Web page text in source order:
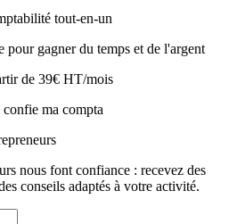
tout-en-un
pour gagner du temps et de l'argent
de 39€ HT/mois
confie ma compta
nous font confiance : recevez des
conseils adaptés à votre activité.